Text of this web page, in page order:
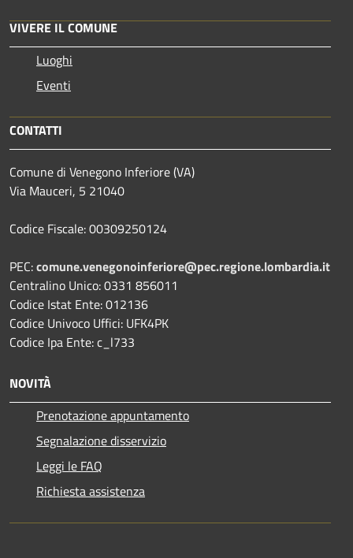
VIVERE IL COMUNE
Luoghi
Eventi
CONTATTI
Comune di Venegono Inferiore (VA)
Via Mauceri, 5 21040
Codice Fiscale: 00309250124
PEC:comune.venegonoinferiore@pec.regione.lombardia.it
Centralino Unico: 0331 856011
Codice Istat Ente: 012136
Codice Univoco Uffici: UFK4PK
Codice Ipa Ente: c_l733
NOVITÀ
Prenotazione appuntamento
Segnalazione disservizio
Leggi le FAQ
Richiesta assistenza